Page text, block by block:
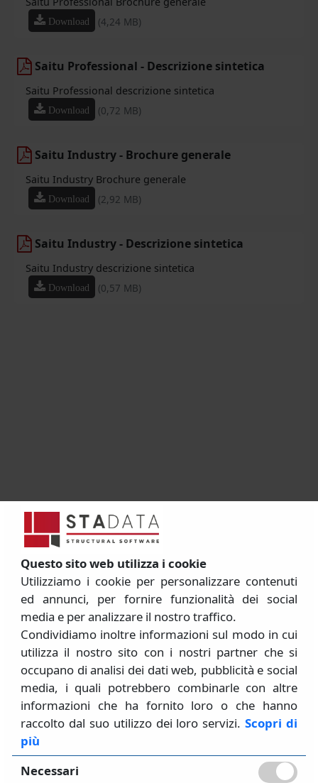
Download (4,24 MB)
Saitu Professional - Descrizione sintetica
Saitu Professional descrizione sintetica
Download (0,72 MB)
Saitu Industry - Brochure generale
Saitu Industry Brochure generale
Download (2,92 MB)
Saitu Industry - Descrizione sintetica
Saitu Industry descrizione sintetica
Download (0,57 MB)
©2026
S.T.A. DATA SRL
Via Saluzzo, 71 10126 Torino (TO) - Italia
+39 011-6699345 / +39 011-6509864
Info@stadata.com
PI/CF: 05841510018
Lun - Ven
CONTATTI
Questo sito web utilizza i cookie
Utilizziamo i cookie per personalizzare contenuti
ed annunci, per fornire funzionalità dei social
media e per analizzare il nostro traffico.
Condividiamo inoltre informazioni sul modo in cui
utilizza il nostro sito con i nostri partner che si
occupano di analisi dei dati web, pubblicità e social
media, i quali potrebbero combinarle con altre
informazioni che ha fornito loro o che hanno
raccolto dal suo utilizzo dei loro servizi.Scopri di
più
Necessari